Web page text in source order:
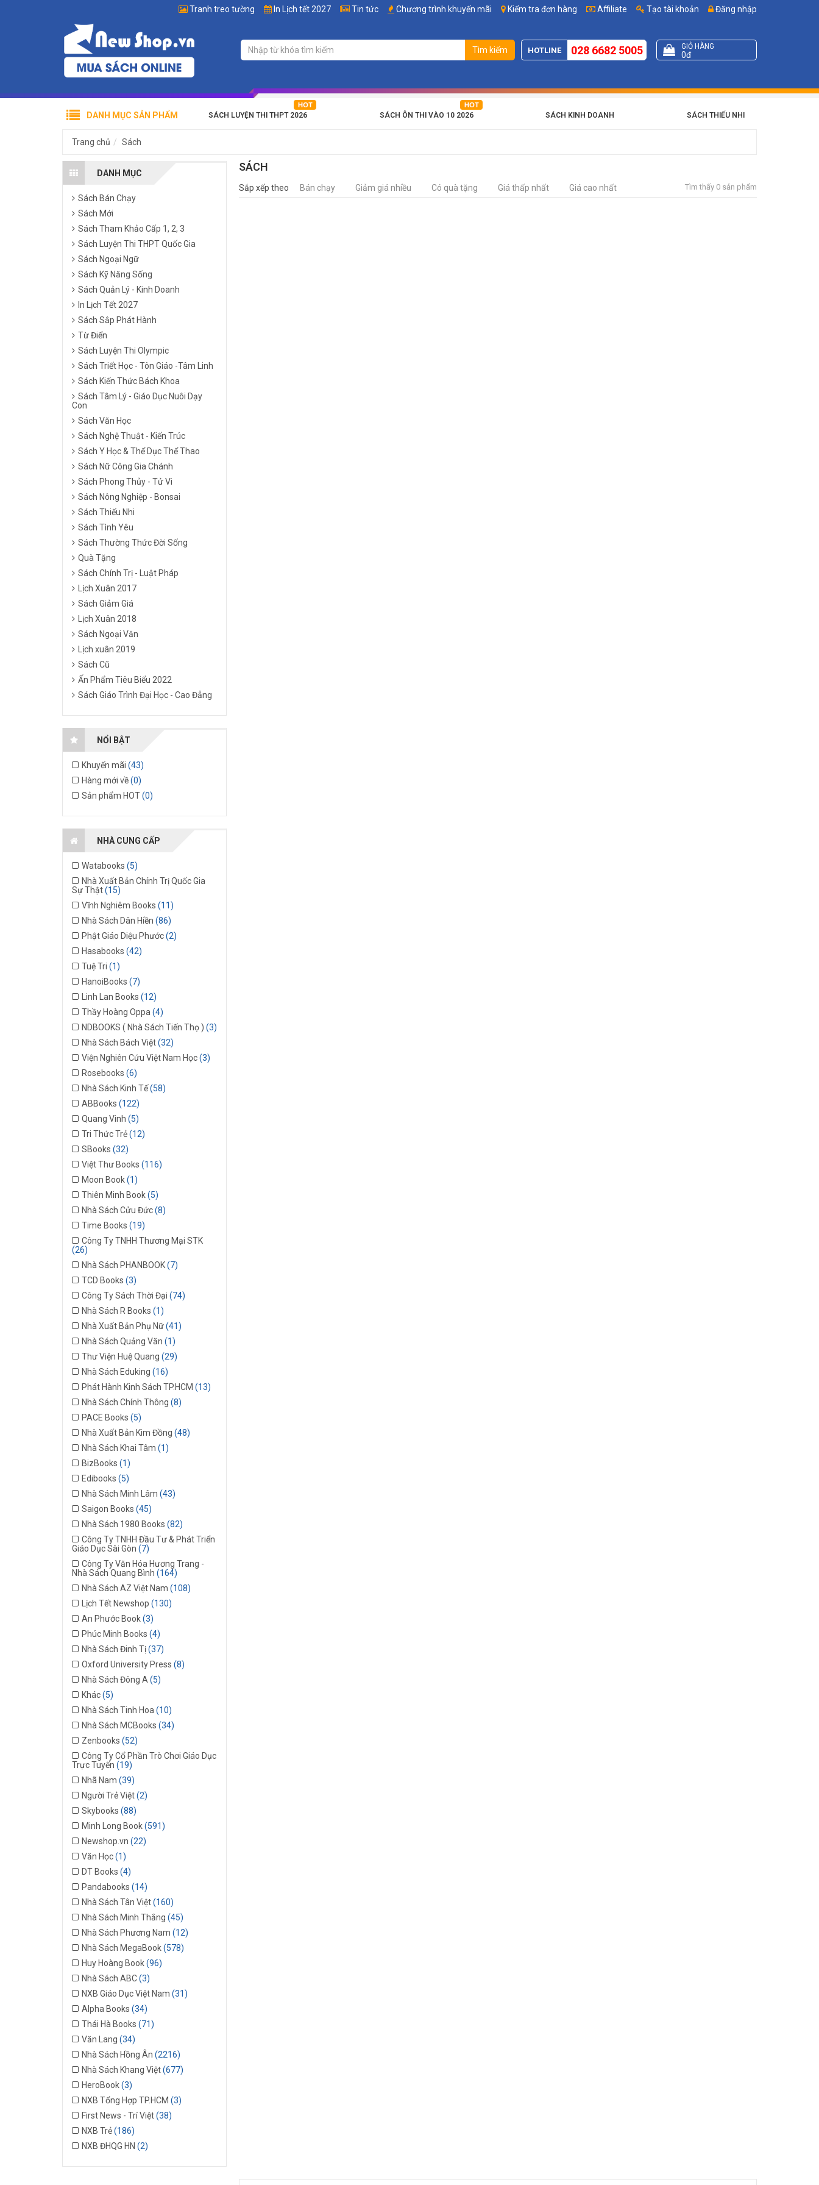
Affiliate Tạo tài khoản Đăng nhập
Tranh treo tường In Lịch tết 2027 Tin tức Chương trình khuyến mãi Kiểm tra đơn hàng
Tìm kiếm HOTLINE 028 6682 5005 GIỎ HÀNG
0đ
SÁCH LUYỆN THI THPT 2026 SÁCH ÔN THI VÀO 10 2026 SÁCH KINH DOANH SÁCH THIẾU NHI
DANH MỤC SẢN PHẨM
Trang chủ Sách
DANH MỤC
Sách Bán Chạy
Sách Mới
Sách Tham Khảo Cấp 1, 2, 3
Sách Luyện Thi THPT Quốc Gia
Sách Ngoại Ngữ
Sách Kỹ Năng Sống
Sách Quản Lý - Kinh Doanh
In Lịch Tết 2027
Sách Sắp Phát Hành
Từ Điển
Sách Luyện Thi Olympic
Sách Triết Học - Tôn Giáo -Tâm Linh
Sách Kiến Thức Bách Khoa
Sách Tâm Lý - Giáo Dục Nuôi Dạy
Con
Sách Văn Học
Sách Nghệ Thuật - Kiến Trúc
Sách Y Học & Thể Dục Thể Thao
Sách Nữ Công Gia Chánh
Sách Phong Thủy - Tử Vi
Sách Nông Nghiệp - Bonsai
Sách Thiếu Nhi
Sách Tình Yêu
Sách Thường Thức Đời Sống
Quà Tặng
Sách Chính Trị - Luật Pháp
Lịch Xuân 2017
Sách Giảm Giá
Lịch Xuân 2018
Sách Ngoại Văn
Lịch xuân 2019
Sách Cũ
Ấn Phẩm Tiêu Biểu 2022
Sách Giáo Trình Đại Học - Cao Đẳng
NỔI BẬT
Khuyến mãi (43)
Hàng mới về(0)
Sản phẩm HOT(0)
NHÀ CUNG CẤP
Watabooks (5)
Nhà Xuất Bản Chính Trị Quốc Gia
Sự Thật(15)
Vĩnh Nghiêm Books (11)
Nhà Sách Dân Hiền (86)
Phật Giáo Diệu Phước(2)
Hasabooks (42)
Tuệ Tri (1)
HanoiBooks (7)
Linh Lan Books (12)
Thầy Hoàng Oppa (4)
NDBOOKS ( Nhà Sách Tiến Thọ ) (3)
Nhà Sách Bách Việt(32)
Viện Nghiên Cứu Việt Nam Học(3)
Rosebooks (6)
Nhà Sách Kinh Tế(58)
ABBooks (122)
Quang Vinh (5)
Tri Thức Trẻ(12)
SBooks (32)
Việt Thư Books (116)
Moon Book(1)
Thiên Minh Book(5)
Nhà Sách Cửu Đức(8)
Time Books (19)
Công Ty TNHH Thương Mại STK
(26)
Nhà Sách PHANBOOK(7)
TCD Books (3)
Công Ty Sách Thời Đại (74)
Nhà Sách R Books (1)
Nhà Xuất Bản Phụ Nữ(41)
Nhà Sách Quảng Văn (1)
Thư Viện Huệ Quang (29)
Nhà Sách Eduking (16)
Phát Hành Kinh Sách TP.HCM (13)
Nhà Sách Chính Thông (8)
PACE Books (5)
Nhà Xuất Bản Kim Đồng (48)
Nhà Sách Khai Tâm (1)
BizBooks (1)
Edibooks (5)
Nhà Sách Minh Lâm (43)
Saigon Books (45)
Nhà Sách 1980 Books (82)
Công Ty TNHH Đầu Tư & Phát Triển
Giáo Dục Sài Gòn (7)
Công Ty Văn Hóa Hương Trang -
Nhà Sách Quang Bình (164)
Nhà Sách AZ Việt Nam (108)
Lịch Tết Newshop (130)
An Phước Book(3)
Phúc Minh Books (4)
Nhà Sách Đinh Tị(37)
Oxford University Press (8)
Nhà Sách Đông A (5)
Khác(5)
Nhà Sách Tinh Hoa (10)
Nhà Sách MCBooks (34)
Zenbooks (52)
Công Ty Cổ Phần Trò Chơi Giáo Dục
Trực Tuyến (19)
Nhã Nam (39)
Người Trẻ Việt(2)
Skybooks (88)
Minh Long Book(591)
Newshop.vn (22)
Văn Học(1)
DT Books (4)
Pandabooks (14)
Nhà Sách Tân Việt(160)
Nhà Sách Minh Thắng (45)
Nhà Sách Phương Nam (12)
Nhà Sách MegaBook(578)
Huy Hoàng Book(96)
Nhà Sách ABC(3)
NXB Giáo Dục Việt Nam (31)
Alpha Books (34)
Thái Hà Books (71)
Văn Lang (34)
Nhà Sách Hồng Ân (2216)
Nhà Sách Khang Việt(677)
HeroBook(3)
NXB Tổng Hợp TP.HCM (3)
First News - Trí Việt(38)
NXB Trẻ(186)
NXB ĐHQG HN (2)
SÁCH
Sắp xếp theo Bán chạy Giảm giá nhiều Có quà tặng Giá thấp nhất Giá cao nhất Tìm thấy 0 sản phẩm